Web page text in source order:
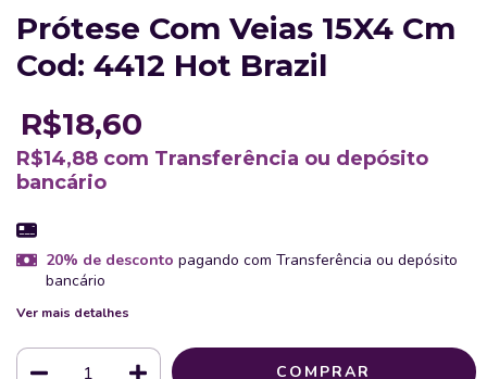
Prótese Com Veias 15X4 Cm
Cod: 4412 Hot Brazil
R$18,60
R$14,88 com Transferência ou depósito
bancário
20% de desconto pagando com Transferência ou depósito
bancário
Ver mais detalhes